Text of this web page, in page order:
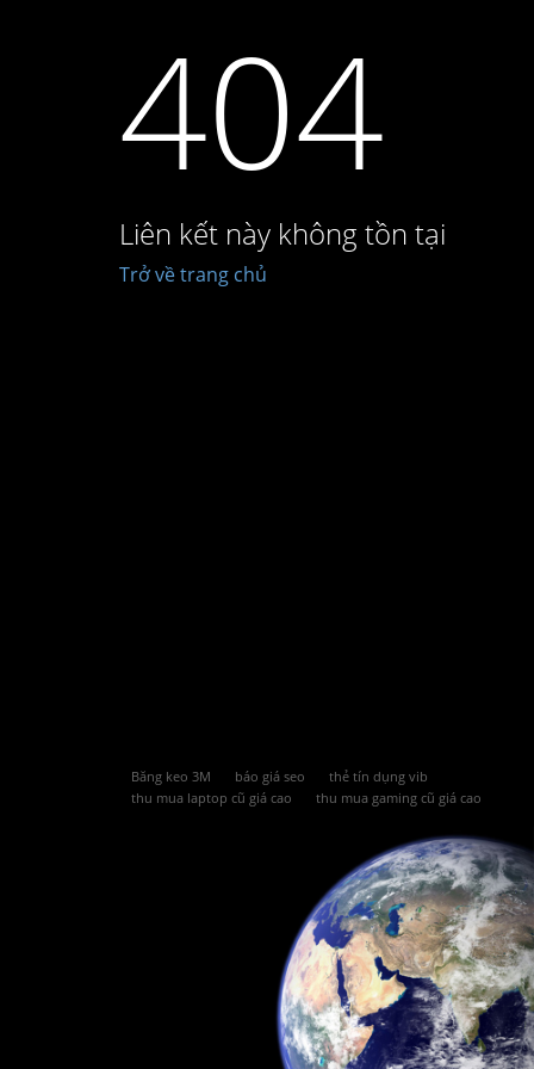
404
Liên kết này không tồn tại
Trở về trang chủ
Băng keo 3M báo giá seo
thẻ tín dụng vib
thu mua laptop cũ giá cao
thu mua gaming cũ giá cao